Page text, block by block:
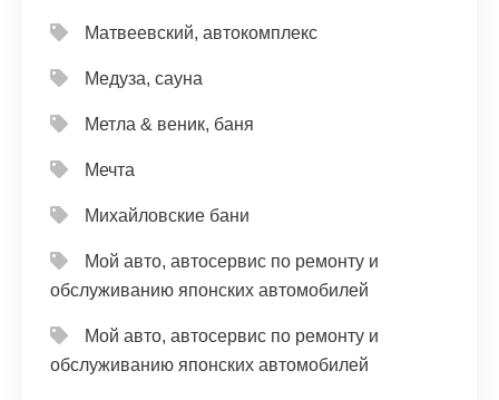
Матвеевский, автокомплекс
Медуза, сауна
Метла & веник, баня
Мечта
Михайловские бани
Мой авто, автосервис по ремонту и
обслуживанию японских автомобилей
Мой авто, автосервис по ремонту и
обслуживанию японских автомобилей